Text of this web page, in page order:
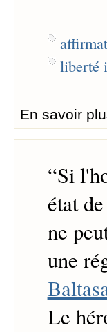
liberté
En savoir
“Si
état
ne
une
Le